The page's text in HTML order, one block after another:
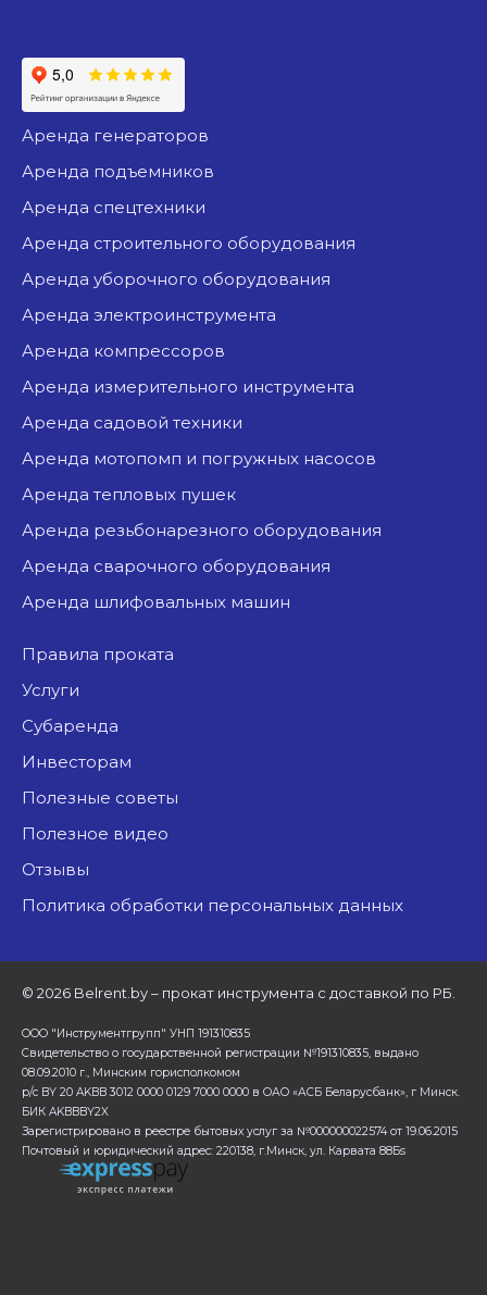
аренда генераторов
аренда подъемников
аренда спецтехники
аренда строительного оборудования
аренда уборочного оборудования
аренда электроинструмента
аренда компрессоров
аренда измерительного инструмента
аренда садовой техники
аренда мотопомп и погружных насосов
аренда тепловых пушек
аренда резьбонарезного оборудования
аренда сварочного оборудования
аренда шлифовальных машин
Правила проката
Услуги
Субаренда
Инвесторам
Полезные советы
Полезное видео
Отзывы
Политика обработки персональных данных
© 2026 Belrent.by – прокат инструмента с доставкой по РБ.
ООО "Инструментгрупп" УНП 191310835
Свидетельство о государственной регистрации №191310835, выдано
08.09.2010 г., Минским горисполкомом
р/с BY 20 AKBB 3012 0000 0129 7000 0000 в ОАО «АСБ Беларусбанк», г Минск.
БИК AKBBBY2X
Зарегистрировано в реестре бытовых услуг за №000000022574 от 19.06.2015
Почтовый и юридический адрес: 220138, г.Минск, ул. Карвата 88Бs